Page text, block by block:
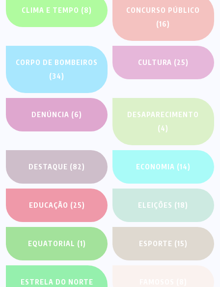
CLIMA E TEMPO (8)
CONCURSO PÚBLICO
(16)
CORPO DE BOMBEIROS
(34)
CULTURA (25)
DENÚNCIA (6)
DESAPARECIMENTO
(4)
DESTAQUE (82) ECONOMIA (14)
EDUCAÇÃO (25) ELEIÇÕES (18)
EQUATORIAL (1) ESPORTE (15)
ESTRELA DO NORTE